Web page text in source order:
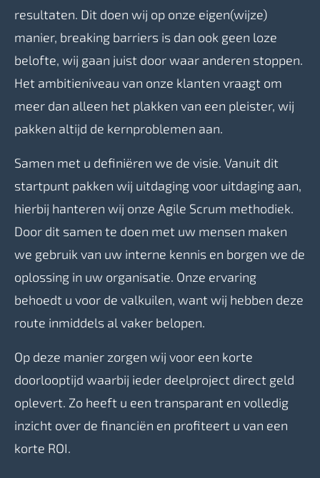
resultaten. Dit doen wij op onze eigen(wijze)
manier, breaking barriers is dan ook geen loze
belofte, wij gaan juist door waar anderen stoppen.
Het ambitieniveau van onze klanten vraagt om
meer dan alleen het plakken van een pleister, wij
pakken altijd de kernproblemen aan.
Samen met u definiëren we de visie. Vanuit dit
startpunt pakken wij uitdaging voor uitdaging aan,
hierbij hanteren wij onze Agile Scrum methodiek.
Door dit samen te doen met uw mensen maken
we gebruik van uw interne kennis en borgen we de
oplossing in uw organisatie. Onze ervaring
behoedt u voor de valkuilen, want wij hebben deze
route inmiddels al vaker belopen.
Op deze manier zorgen wij voor een korte
doorlooptijd waarbij ieder deelproject direct geld
oplevert. Zo heeft u een transparant en volledig
inzicht over de financiën en profiteert u van een
korte ROI.